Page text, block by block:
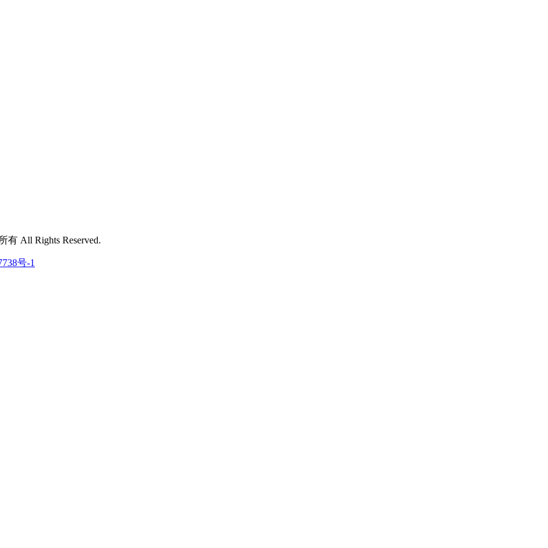
有 All Rights Reserved.
号-1